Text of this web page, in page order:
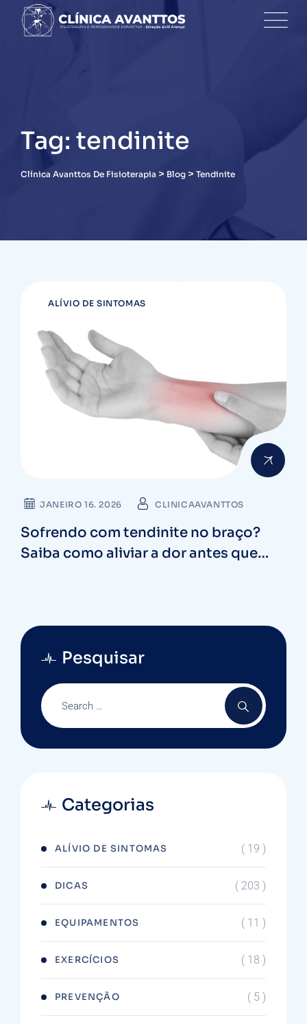
content
Tag: tendinite
Clínica Avanttos De Fisioterapia > Blog > Tendinite
ALÍVIO DE SINTOMAS
JANEIRO 16. 2026 CLINICAAVANTTOS
Sofrendo com tendinite no braço?
Saiba como aliviar a dor antes que
Pesquisar
Categorias
ALÍVIO DE SINTOMAS ( 19 )
DICAS ( 203 )
EQUIPAMENTOS ( 11 )
EXERCÍCIOS ( 18 )
PREVENÇÃO ( 5 )